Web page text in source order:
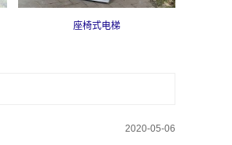
座椅式电梯
2020-05-06